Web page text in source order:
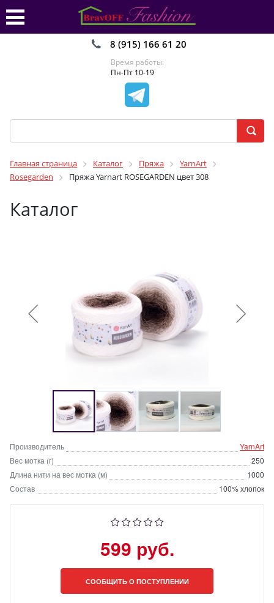
8 (915) 166 61 20
Время работы:
Пн-Пт 10-19
Главная страница Каталог Пряжа
YarnArt
Rosegarden
Пряжа Yarnart ROSEGARDEN цвет 308
Каталог
Производитель
YarnArt
Вес мотка (г)
250
Длина нити на вес мотка (м)
1000
Состав
100% хлопок
599 руб.
СООБЩИТЬ О ПОСТУПЛЕНИИ